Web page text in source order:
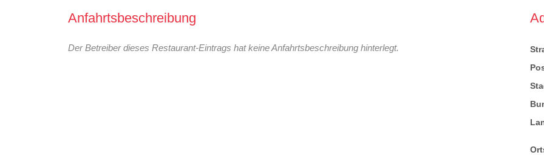
Anfahrtsbeschreibung
Der Betreiber dieses Restaurant-Eintrags hat keine Anfahrtsbeschreibung hinterlegt.